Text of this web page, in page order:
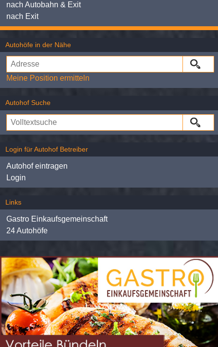
nach Autobahn & Exit
nach Exit
Autohöfe in der Nähe
Meine Position ermitteln
Autohof Suche
Login für Autohof Betreiber
Autohof eintragen
Login
Links
Gastro Einkaufsgemeinschaft
24 Autohöfe